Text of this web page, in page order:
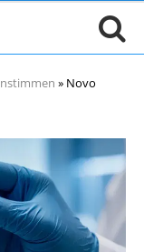
» Novo